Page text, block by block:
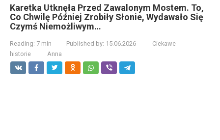
Karetka Utknęła Przed Zawalonym Mostem. To,
Co Chwilę Później Zrobiły Słonie, Wydawało Się
Czymś Niemożliwym…
Reading: 7 min Published by: 15.06.2026
Ciekawe
historie
Anna